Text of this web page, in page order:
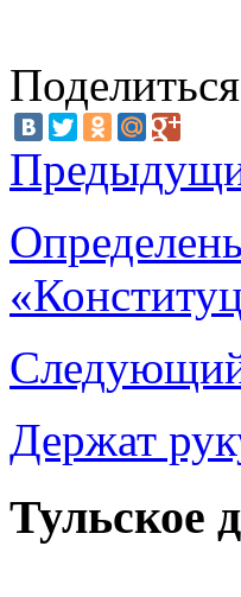
Держат
Тульское